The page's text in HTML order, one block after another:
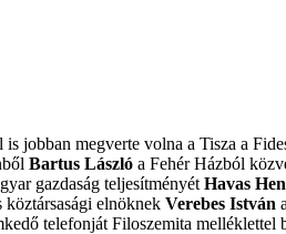
is jobban megverte volna a Tisza a
Bartus László a Fehér Házból
gazdaság teljesítményét Havas
elnöknek Verebes István
telefonját Filoszemita melléklettel